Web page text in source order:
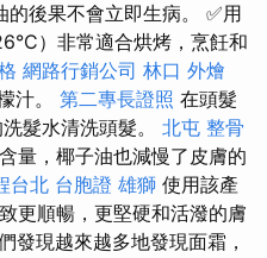
後果不會立即生病。 ✅用
）非常適合烘烤，烹飪和
網路行銷公司 林口 外燴
汁。 第二專長證照 在頭髮
髮水清洗頭髮。 北屯 整骨
量，椰子油也減慢了皮膚的
台北 台胞證 雄獅 使用該產
更順暢，更堅硬和活潑的膚
發現越來越多地發現面霜，